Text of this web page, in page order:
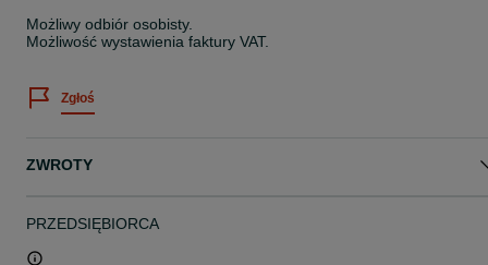
Możliwy odbiór osobisty.
Możliwość wystawienia faktury VAT.
Zgłoś
ZWROTY
PRZEDSIĘBIORCA